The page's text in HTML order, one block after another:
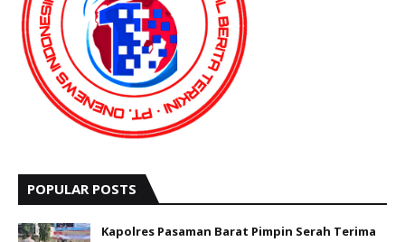
POPULAR POSTS
Kapolres Pasaman Barat Pimpin Serah Terima